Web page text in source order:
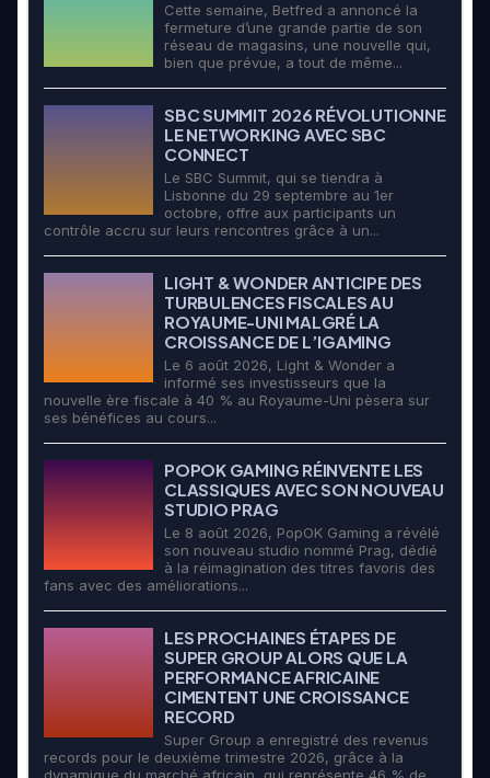
Cette semaine, Betfred a annoncé la
fermeture d’une grande partie de son
réseau de magasins, une nouvelle qui,
bien que prévue, a tout de même...
SBC SUMMIT 2026 RÉVOLUTIONNE
LE NETWORKING AVEC SBC
CONNECT
Le SBC Summit, qui se tiendra à
Lisbonne du 29 septembre au 1er
octobre, offre aux participants un
contrôle accru sur leurs rencontres grâce à un...
LIGHT & WONDER ANTICIPE DES
TURBULENCES FISCALES AU
ROYAUME-UNI MALGRÉ LA
CROISSANCE DE L’IGAMING
Le 6 août 2026, Light & Wonder a
informé ses investisseurs que la
nouvelle ère fiscale à 40 % au Royaume-Uni pèsera sur
ses bénéfices au cours...
POPOK GAMING RÉINVENTE LES
CLASSIQUES AVEC SON NOUVEAU
STUDIO PRAG
Le 8 août 2026, PopOK Gaming a révélé
son nouveau studio nommé Prag, dédié
à la réimagination des titres favoris des
fans avec des améliorations...
LES PROCHAINES ÉTAPES DE
SUPER GROUP ALORS QUE LA
PERFORMANCE AFRICAINE
CIMENTENT UNE CROISSANCE
RECORD
Super Group a enregistré des revenus
records pour le deuxième trimestre 2026, grâce à la